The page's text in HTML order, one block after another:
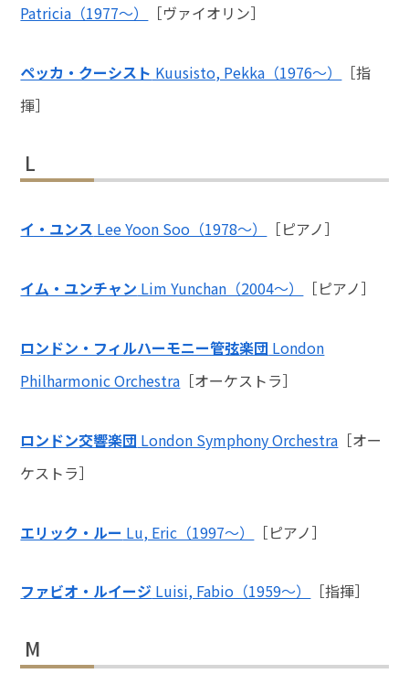
Patricia（1977～）
［ヴァイオリン］
ペッカ・クーシスト Kuusisto, Pekka（1976～）
［指
揮］
L
イ・ユンス Lee Yoon Soo（1978～） ［ピアノ］
イム・ユンチャン Lim Yunchan（2004～） ［ピアノ］
ロンドン・フィルハーモニー管弦楽団 London
Philharmonic Orchestra ［オーケストラ］
ロンドン交響楽団 London Symphony Orchestra ［オー
ケストラ］
エリック・ルー Lu, Eric（1997～） ［ピアノ］
ファビオ・ルイージ Luisi, Fabio（1959～） ［指揮］
M